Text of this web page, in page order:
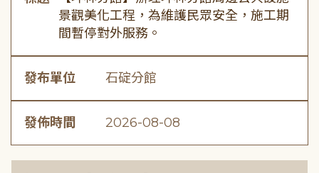
景觀美化工程，為維護民眾安全，施工期
間暫停對外服務。
發布單位 石碇分館
發佈時間 2026-08-08